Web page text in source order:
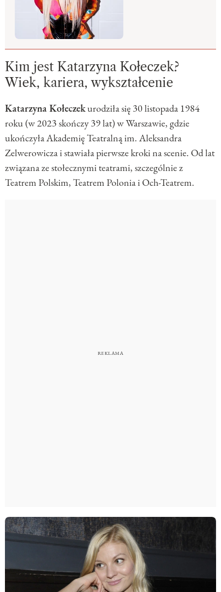
Kim jest Katarzyna Kołeczek?
Wiek, kariera, wykształcenie
Katarzyna Kołeczekurodziła się 30 listopada 1984
roku (w 2023 skończy 39 lat) w Warszawie, gdzie
ukończyła Akademię Teatralną im. Aleksandra
Zelwerowicza i stawiała pierwsze kroki na scenie. Od lat
związana ze stołecznymi teatrami, szczególnie z
Teatrem Polskim, Teatrem Polonia i Och-Teatrem.